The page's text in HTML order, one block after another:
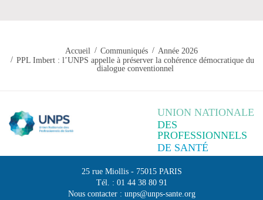
Accueil Communiqués
Année 2026
PPL Imbert : l’UNPS appelle à préserver la cohérence démocratique du
dialogue conventionnel
UNION NATIONALE
DES
PROFESSIONNELS
DE SANTÉ
25 rue Miollis- 75015 PARIS
Tél. : 01 44 38 80 91
Nous contacter : unps@unps-sante.org